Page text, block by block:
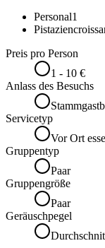
Personal1
Preis pro Person
1 - 10 €
Anlass des Besuchs
Servicetyp
Vor Ort
Gruppentyp
Paar
Gruppengröße
Paar
Geräuschpegel